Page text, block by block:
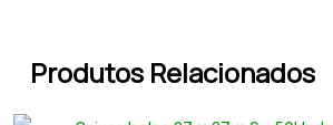
Produtos Relacionados